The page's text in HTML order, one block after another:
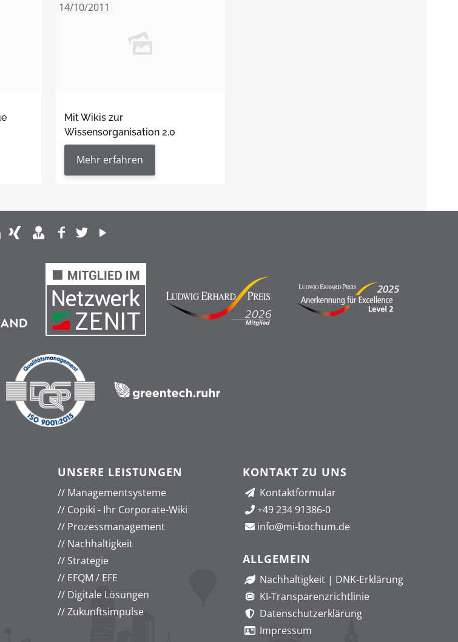
14/10/2011
Mit Wikis zur
Wissensorganisation 2.0
Mehr erfahren
UNSERE LEISTUNGEN
// Managementsysteme
// Copiki - Ihr Corporate-Wiki
// Prozessmanagement
// Nachhaltigkeit
// Strategie
// EFQM / EFE
// Digitale Lösungen
//Zukunftsimpulse
KONTAKT ZU UNS
Kontaktformular
+49 234 91386-0
info@mi-bochum.de
ALLGEMEIN
Nachhaltigkeit | DNK-Erklärung
KI-Transparenzrichtlinie
Datenschutzerklärung
Impressum